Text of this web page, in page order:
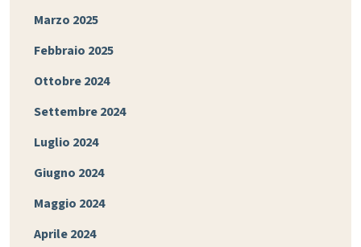
Marzo 2025
Febbraio 2025
Ottobre 2024
Settembre 2024
Luglio 2024
Giugno 2024
Maggio 2024
Aprile 2024